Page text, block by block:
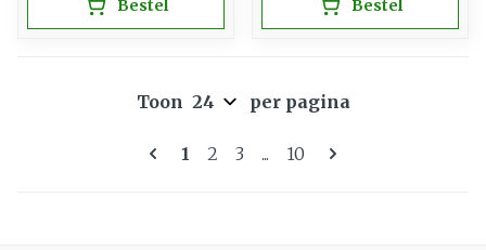
Bestel Bestel
Pagina's
U lees momenteel pagina
1 Pagina
2 Pagina
3 ... Pagina
10
Toon per pagina